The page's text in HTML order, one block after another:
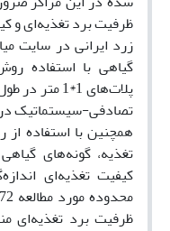
ظرفیت برد تغذیه‌ای و
زرد ایرانی در سایت
گیاهی با استفاده
همچنین با استفاده
کیفیت تغذیه‌ای